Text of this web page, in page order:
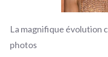
La magnifique évolution
photos